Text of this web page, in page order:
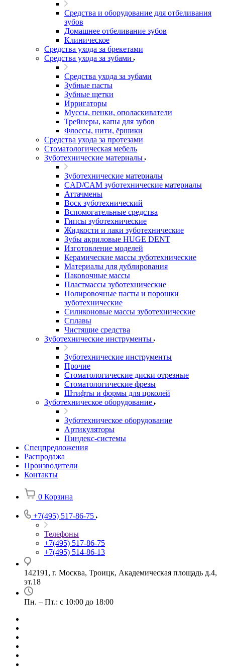
Средства и оборудование для отбеливания
зубов
Домашнее отбеливание зубов
Клиническое
Средства ухода за брекетами
Средства ухода за зубами
Средства ухода за зубами
Зубные пасты
Зубные щетки
Ирригаторы
Муссы, пенки, ополаскиватели
Трейнеры, капы для зубов
Флоссы, нити, ёршики
Средства ухода за протезами
Стоматологическая мебель
Зуботехнические материалы
Зуботехнические материалы
CAD/CAM зуботехнические материалы
Аттачмены
Воск зуботехнический
Вспомогательные средства
Гипсы зуботехнические
Жидкости и лаки зуботехнические
Зубы акриловые HUGE DENT
Изготовление моделей
Керамические массы зуботехнические
Материалы для дублирования
Паковочные массы
Пластмассы зуботехнические
Полировочные пасты и порошки
зуботехнические
Силиконовые массы зуботехнические
Сплавы
Чистящие средства
Зуботехнические инструменты
Зуботехнические инструменты
Прочие
Стоматологические диски отрезные
Стоматологические фрезы
Штифты и формы для цоколей
Зуботехническое оборудование
Зуботехническое оборудование
Артикуляторы
Пиндекс-системы
Спецпредложения
Распродажа
Производители
Контакты
0 Корзина
+7(495) 517-86-75
Телефоны
+7(495) 517-86-75
+7(495) 514-86-13
142191, г. Москва, Троицк, Академическая площадь д.4,
эт.18
Пн. – Пт.: с 10:00 до 18:00